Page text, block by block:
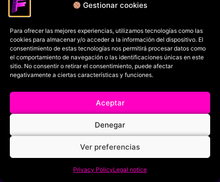
Gestionar cookies
Para ofrecer las mejores experiencias, utilizamos tecnologías como las
cookies para almacenar y/o acceder a la información del dispositivo. El
consentimiento de estas tecnologías nos permitirá procesar datos como
el comportamiento de navegación o las identificaciones únicas en este
sitio. No consentir o retirar el consentimiento, puede afectar
negativamente a ciertas características y funciones.
Aceptar
Denegar
Ver preferencias
Privacy PolicyLegal notice